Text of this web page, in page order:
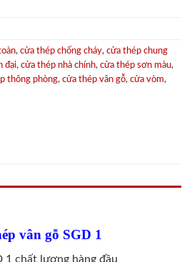
, cửa thép chống cháy, cửa thép chung
đại, cửa thép nhà chính, cửa thép sơn màu,
thông phòng, cửa thép vân gỗ, cửa vòm,
vân gỗ SGD 1